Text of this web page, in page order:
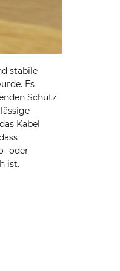
stabile
Es
Schutz
Kabel
oder
ist.